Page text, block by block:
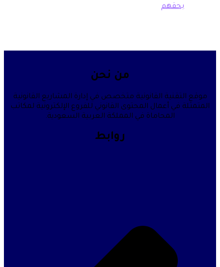
القانونية متخصص في إدارة المشاريع القانونية
أعمال المحتوى القانوني للفروع الإلكترونية لمكاتب
المحاماة في المملكة العربية السعودية.